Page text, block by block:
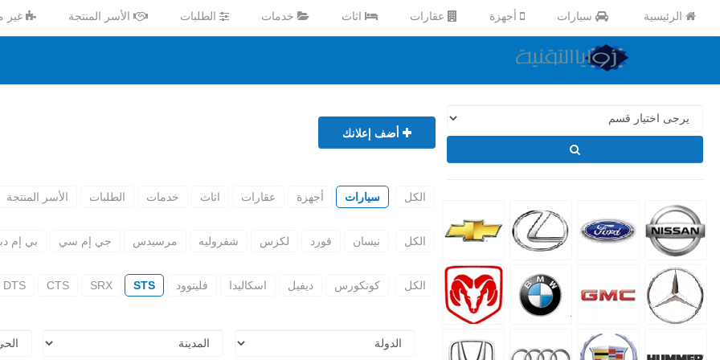
الرئيسية سيارات أجهزة عقارات اثاث خدمات الطلبات الأسر المنتجة غير
أضف إعلانك
الكل سيارات أجهزة عقارات اثاث خدمات الطلبات الأسر المنتجة
الكل نيسان فورد لكزس شفروليه مرسيدس جي إم سي بي إم
الكل كونكورس ديفيل اسكاليدا فليتوود STS
SRX
CTS
DTS